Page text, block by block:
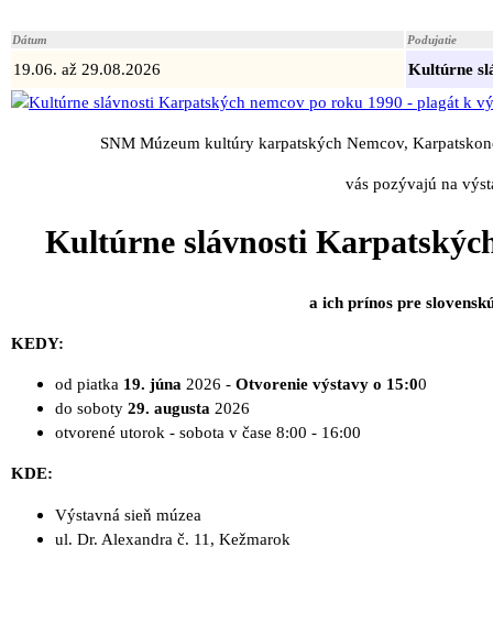
Dátum Podujatie
19.06. až 29.08.2026 Kultúrne
SNM Múzeum kultúry karpatských Nemcov,
vás pozývajú na
Kultúrne slávnosti
a ich prínos pre
KEDY:
od piatka 19. júna 2026 - Otvorenie výstavy o 15:00
do soboty 29. augusta 2026
otvorené utorok - sobota v čase 8:00 - 16:00
KDE:
Výstavná sieň múzea
ul. Dr. Alexandra č. 11, Kežmarok